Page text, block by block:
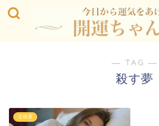
― TAG ―
殺す夢
全体運